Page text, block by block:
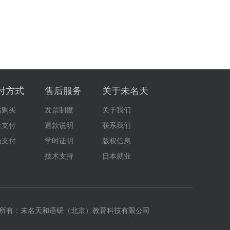
方式
购买
支付
支付
售后服务
发票制度
退款说明
学时证明
技术支持
关于未名天
关于我们
联系我们
版权信息
日本就业
有：未名天和语研（北京）教育科技有限公司